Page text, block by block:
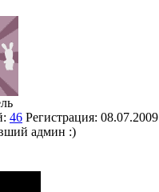
46 Регистрация: 08.07.2009
админ :)